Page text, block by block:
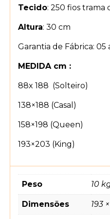
Tecido: 250 fios trama
Altura: 30 cm
Garantia de Fábrica: 05
MEDIDA cm :
88x 188 (Solteiro)
138×188 (Casal)
158×198 (Queen)
193×203 (King)
Peso 10
Dimensões 193